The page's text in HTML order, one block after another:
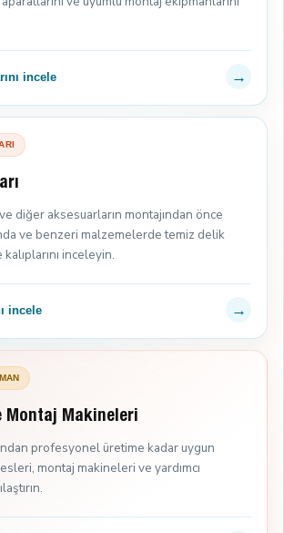
incele →
diğer aksesuarların montajından önce
ve benzeri malzemelerde temiz delik
inceleyin.
incele →
Montaj Makineleri
profesyonel üretime kadar uygun
montaj makineleri ve yardımcı